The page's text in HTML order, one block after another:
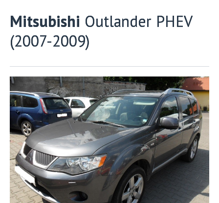
Mitsubishi Outlander PHEV
(2007-2009)